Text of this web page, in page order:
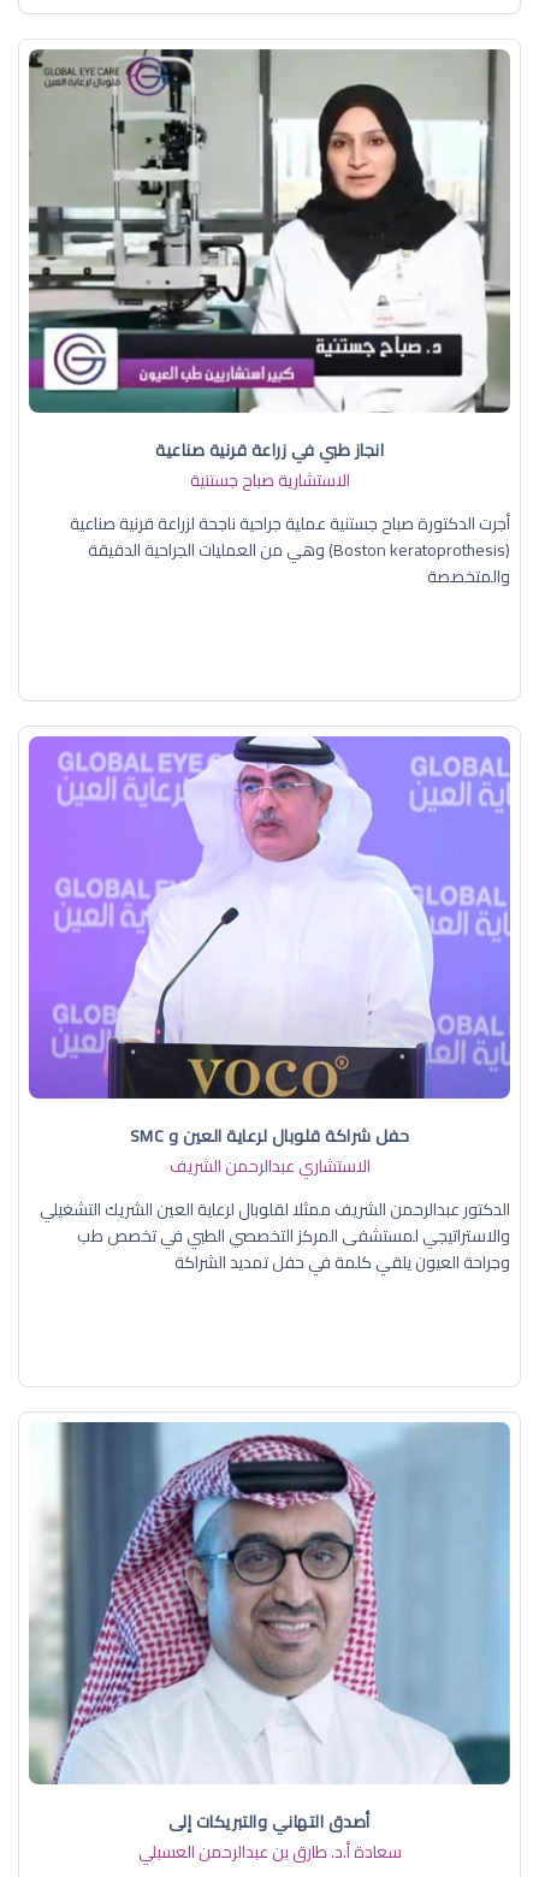
انجاز طبي في زراعة قرنية صناعية
الاستشارية صباح جستنية
أجرت الدكتورة صباح جستنية عملية جراحية ناجحة لزراعة قرنية صناعية
(Boston keratoprothesis) وهي من العمليات الجراحية الدقيقة
والمتخصصة
حفل شراكة قلوبال لرعاية العين و SMC
الاستشاري عبدالرحمن الشريف
الدكتور عبدالرحمن الشريف ممثلا لقلوبال لرعاية العين الشريك التشغيلي
والاستراتيجي لمستشفى المركز التخصصي الطبي في تخصص طب
وجراحة العيون يلقي كلمة في حفل تمديد الشراكة
أصدق التهاني والتبريكات إلى
سعادة أ.د. ​طارق بن عبدالرحمن العسبلي